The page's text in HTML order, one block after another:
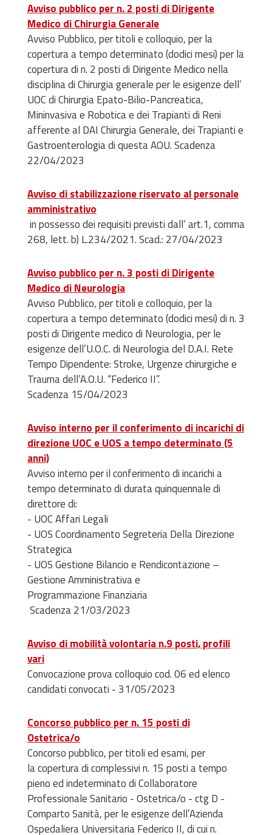
Avviso pubblico per n. 2 posti di Dirigente
Medico di Chirurgia Generale
Avviso Pubblico, per titoli e colloquio, per la
copertura a tempo determinato (dodicimesi) per la
copertura di n. 2 posti di Dirigente Medico nella
disciplina di Chirurgia generale per le esigenze dell’
UOC di Chirurgia Epato-Bilio-Pancreatica,
Mininvasiva e Robotica e dei Trapianti di Reni
afferente al DAI Chirurgia Generale, dei Trapianti e
Gastroenterologia di questa AOU.Scadenza
22/04/2023
Avviso di stabilizzazione riservato al personale
amministrativo
in possesso dei requisiti previsti dall’ art.1, comma
268, lett. b) L.234/2021. Scad.: 27/04/2023
Avviso pubblico per n. 3 posti di Dirigente
Medico di Neurologia
Avviso Pubblico, per titoli e colloquio, per la
copertura a tempo determinato (dodicimesi) di n. 3
posti di Dirigente medico di Neurologia, per le
esigenze dell’U.O.C. di Neurologia del D.A.I. Rete
Tempo Dipendente: Stroke, Urgenze chirurgiche e
Traumadell’A.O.U. “Federico II”.
Scadenza 15/04/2023
Avviso interno per il conferimento di incarichi di
direzione UOC e UOS a tempo determinato (5
anni)
Avviso interno per il conferimento di incarichi a
tempo determinato di durata quinquennale di
direttore di:
- UOC Affari Legali
- UOS Coordinamento Segreteria Della Direzione
Strategica
- UOS Gestione Bilancio e Rendicontazione –
Gestione Amministrativa e
Programmazione Finanziaria
Scadenza 21/03/2023
Avviso di mobilità volontaria n.9 posti, profili
vari
Convocazione prova colloquio cod. 06 ed elenco
candidati convocati - 31/05/2023
Concorso pubblico per n. 15 posti di
Ostetrica/o
Concorso pubblico, per titoli ed esami, per
la copertura di complessivi n. 15 posti a tempo
pieno ed indeterminato di Collaboratore
Professionale Sanitario - Ostetrica/o - ctg D -
Comparto Sanità, per le esigenze dell’Azienda
Ospedaliera Universitaria Federico II, di cui n.